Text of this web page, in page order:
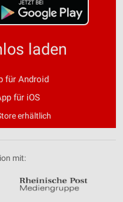
laden
für Android
für iOS
erhältlich
mit: